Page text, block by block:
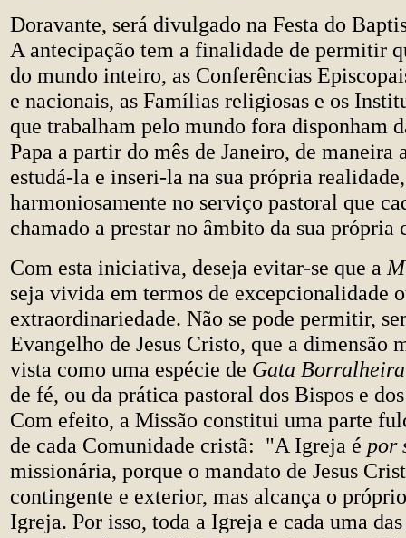
Doravante, será divulgado na Festa do
A antecipação tem a finalidade de permitir
do mundo inteiro, as Conferências
e nacionais, as Famílias religiosas e os
que trabalham pelo mundo fora disponham
Papa a partir do mês de Janeiro, de maneira
estudá-la e inseri-la na sua própria
harmoniosamente no serviço pastoral que
chamado a prestar no âmbito da sua própria
Com esta iniciativa, deseja evitar-se que a
seja vivida em termos de excepcionalidade
extraordinariedade. Não se pode permitir,
Evangelho de Jesus Cristo, que a dimensão
vista como uma espécie de Gata
de fé, ou da prática pastoral dos Bispos e
Com efeito, a Missão constitui uma parte
de cada Comunidade cristã: "A Igreja é por
missionária, porque o mandato de Jesus
contingente e exterior, mas alcança o
Igreja. Por isso, toda a Igreja e cada uma